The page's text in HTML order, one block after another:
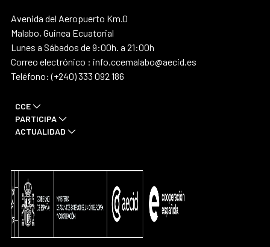
Avenida del Aeropuerto Km.0
Malabo, Guinea Ecuatorial
Lunes a Sábados de 9:00h. a 21:00h
Correo electrónico : info.ccemalabo@aecid.es
Teléfono: (+240) 333 092 186
CCE
PARTICIPA
ACTUALIDAD